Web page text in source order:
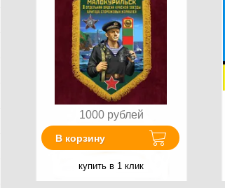
1000 рублей
В корзину
купить в 1 клик